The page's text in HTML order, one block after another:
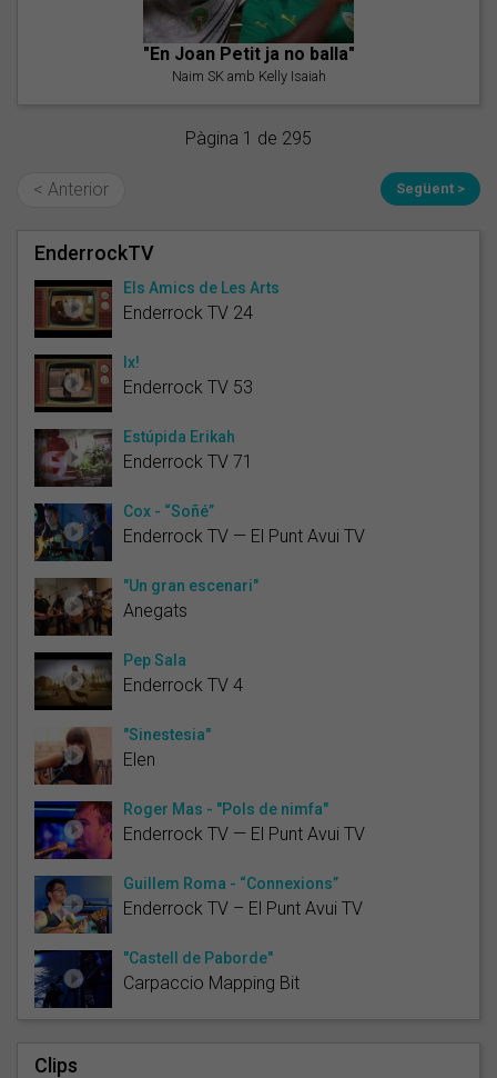
"En Joan Petit ja no balla"
Naim SK amb Kelly Isaiah
Pàgina 1 de 295
< Anterior Següent >
EnderrockTV
Els Amics de Les Arts
Enderrock TV 24
Ix!
Enderrock TV 53
Estúpida Erikah
Enderrock TV 71
Cox - “Soñé”
Enderrock TV — El Punt Avui TV
"Un gran escenari"
Anegats
Pep Sala
Enderrock TV 4
"Sinestesia"
Elen
Roger Mas - "Pols de nimfa"
Enderrock TV — El Punt Avui TV
Guillem Roma - “Connexions”
Enderrock TV – El Punt Avui TV
"Castell de Paborde"
Carpaccio Mapping Bit
Clips